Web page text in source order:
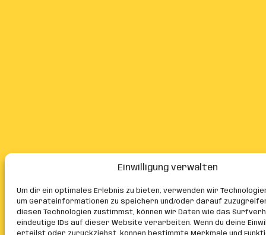
Einwilligung verwalten
Um dir ein optimales Erlebnis zu bieten, verwenden wir
um Geräteinformationen zu speichern und/oder darauf
diesen Technologien zustimmst, können wir Daten wie das
eindeutige IDs auf dieser Website verarbeiten. Wenn du deine